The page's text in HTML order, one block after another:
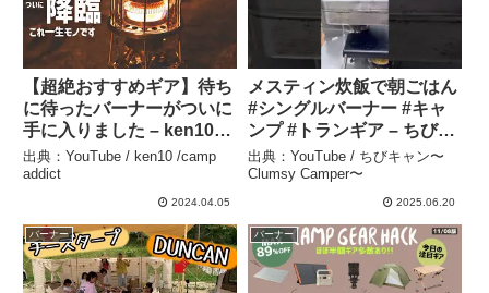
【超絶おすすめギア】待ち
に待ったバーナーがついに
手に入りました – ken10
/camp addict
出典：YouTube / ken10 /camp
addict
2024.04.05
メスティン炊飯で朝ごはん
#シングルバーナー #キャ
ンプ #トランギア – ちびキ
ャン〜Clumsy Camper〜
出典：YouTube / ちびキャン〜
Clumsy Camper〜
2025.06.20
バーナー バーナー